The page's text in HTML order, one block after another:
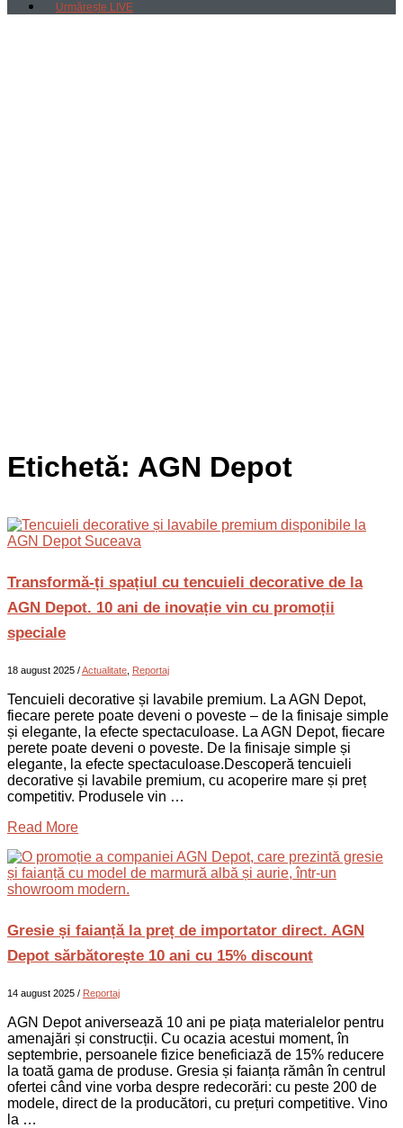
Urmărește LIVE
Etichetă: AGN Depot
Transformă-ți spațiul cu tencuieli decorative de la
AGN Depot. 10 ani de inovație vin cu promoții
speciale
18 august 2025 /Actualitate Reportaj
Tencuieli decorative și lavabile premium. La AGN Depot,
fiecare perete poate deveni o poveste – de la finisaje simple
și elegante, la efecte spectaculoase. La AGN Depot, fiecare
perete poate deveni o poveste. De la finisaje simple și
elegante, la efecte spectaculoase.Descoperă tencuieli
decorative și lavabile premium, cu acoperire mare și preț
competitiv. Produsele vin …
Read More
Gresie și faianță la preț de importator direct. AGN
Depot sărbătorește 10 ani cu 15% discount
14 august 2025 / Reportaj
AGN Depot aniversează 10 ani pe piața materialelor pentru
amenajări și construcții. Cu ocazia acestui moment, în
septembrie, persoanele fizice beneficiază de 15% reducere
la toată gama de produse. Gresia și faianța rămân în centrul
ofertei când vine vorba despre redecorări: cu peste 200 de
modele, direct de la producători, cu prețuri competitive. Vino
la …